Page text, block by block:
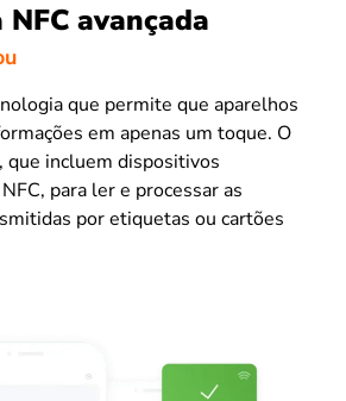
avançada
que permite que aparelhos
em apenas um toque. O
que incluem dispositivos
para ler e processar as
por etiquetas ou cartões